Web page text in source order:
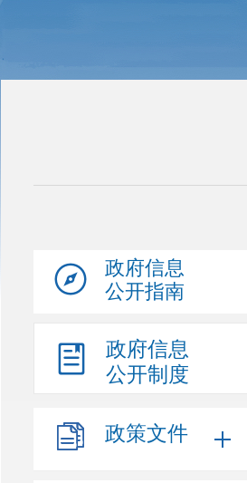
政府信息
公开指南
政府信息
公开制度
政策文件